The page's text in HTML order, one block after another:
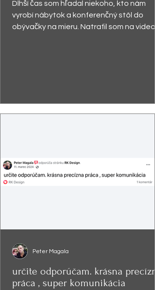
Dlhší čas som hľadal niekoho, kto nám
vyrobí nábytok a konferenčný stôl do
obývačky na mieru. Natrafil som na video,
určite odporúčam. krásna
práca , super komunikácia
Peter Magala